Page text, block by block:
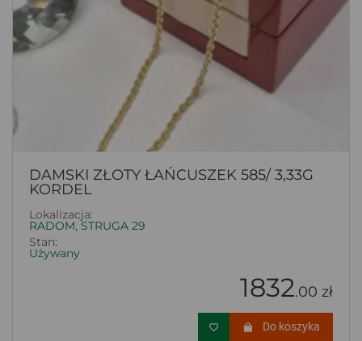
DAMSKI ZŁOTY ŁAŃCUSZEK 585/ 3,33G
KORDEL
Lokalizacja:
RADOM, STRUGA 29
Stan:
Używany
1832.00 zł
Do koszyka